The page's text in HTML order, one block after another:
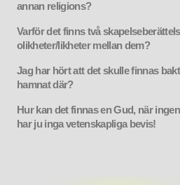
annan religions?
Varför det finns två
olikheter/likheter mellan dem?
Jag har hört att det skulle finnas
hamnat där?
Hur kan det finnas en Gud, när
har ju inga vetenskapliga bevis!